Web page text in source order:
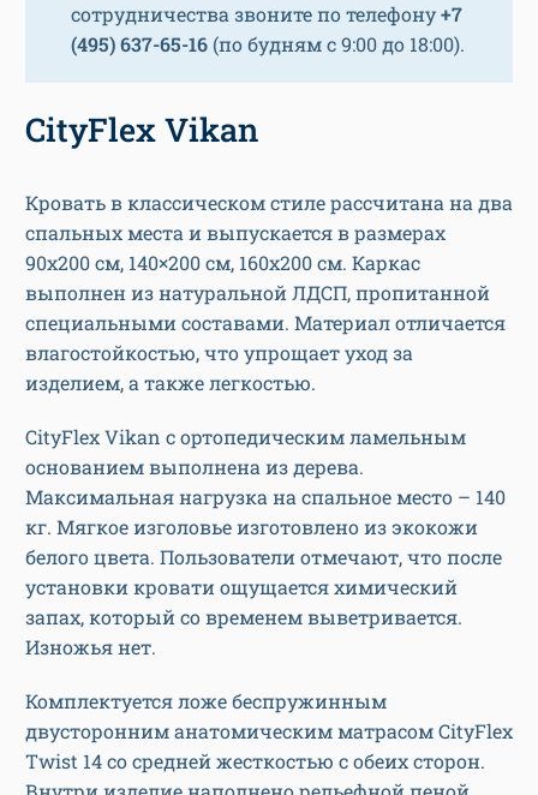
сотрудничества звоните по телефону+7
(495) 637-65-16 (по будням с 9:00 до 18:00).
CityFlex Vikan
Кровать в классическом стиле рассчитана на два
спальных места и выпускается в размерах
90х200 см, 140×200 см, 160х200 см. Каркас
выполнен из натуральной ЛДСП, пропитанной
специальными составами. Материал отличается
влагостойкостью, что упрощает уход за
изделием, а также легкостью.
CityFlex Vikan с ортопедическим ламельным
основанием выполнена из дерева.
Максимальная нагрузка на спальное место – 140
кг. Мягкое изголовье изготовлено из экокожи
белого цвета. Пользователи отмечают, что после
установки кровати ощущается химический
запах, который со временем выветривается.
Изножья нет.
Комплектуется ложе беспружинным
двусторонним анатомическим матрасом CityFlex
Twist 14 со средней жесткостью с обеих сторон.